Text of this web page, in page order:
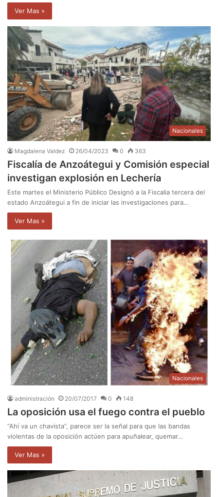
Ver Mas »
Nacionales
Magdalena Valdez 26/04/2023 0 363
Fiscalía de Anzoátegui y Comisión especial
investigan explosión en Lechería
Este martes el Ministerio Público Designó a la Fiscalia tercera del
estado Anzoátegui a fin de iniciar las investigaciones para…
Ver Mas »
Nacionales
administración 20/07/2017 0 148
La oposición usa el fuego contra el pueblo
“Ahí va un chavista”, parece ser la señal para que las bandas
violentas de la oposición actúen para apuñalear, quemar…
Ver Mas »